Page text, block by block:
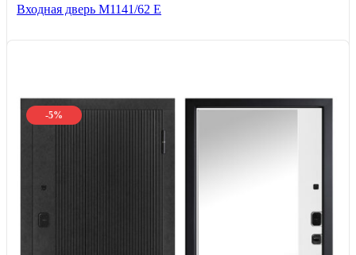
Входная дверь М1141/62 Е
-5%